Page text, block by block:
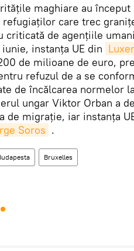
maghiare au început
care trec
criticată de agențiile
instanța UE din
de milioane de euro,
refuzul de a se
de încălcarea normelor
ungar Viktor Orban a
de migrație, iar instanța
Soros .
Bruxelles